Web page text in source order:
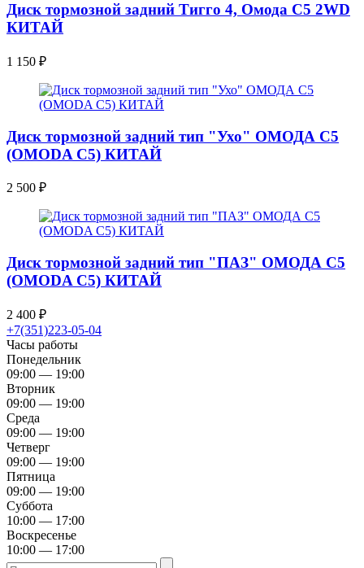
Диск тормозной задний Тигго 4, Омода С5 2WD
КИТАЙ
1 150 ₽
Диск тормозной задний тип "Ухо" ОМОДА С5
(OMODA C5) КИТАЙ
2 500 ₽
Диск тормозной задний тип "ПАЗ" ОМОДА С5
(OMODA C5) КИТАЙ
2 400 ₽
+7(351)223-05-04
Часы работы
Понедельник
09:00 — 19:00
Вторник
09:00 — 19:00
Среда
09:00 — 19:00
Четверг
09:00 — 19:00
Пятница
09:00 — 19:00
Суббота
10:00 — 17:00
Воскресенье
10:00 — 17:00